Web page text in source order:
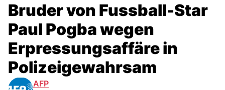
Bruder von Fussball-Star
Paul Pogba wegen
Erpressungsaffäre in
Polizeigewahrsam
AFP